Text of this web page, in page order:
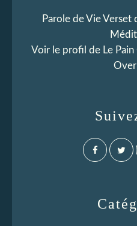
Parole de Vie
Voir le profil de Le